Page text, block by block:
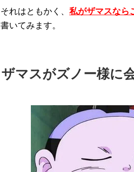
それはともかく、 私がザマスなら
書いてみます。
ザマスがズノー様に